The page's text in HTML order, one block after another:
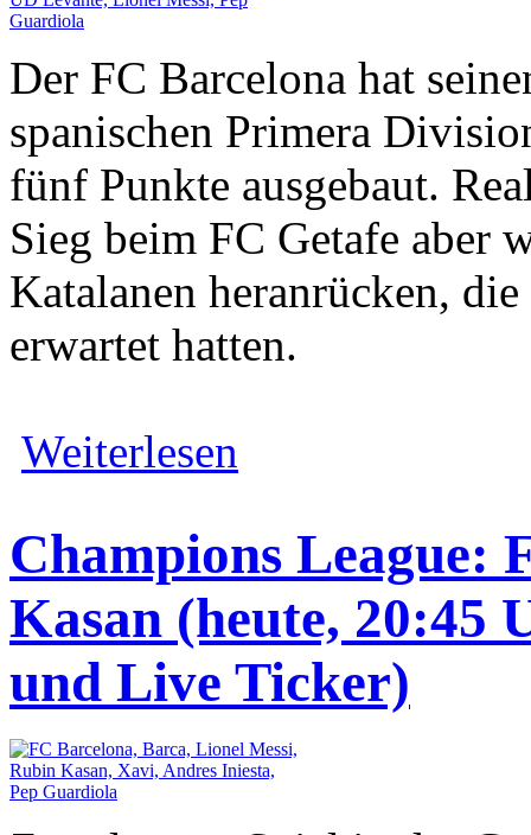
Der FC Barcelona hat
spanischen Primera
fünf Punkte ausgebaut.
Sieg beim FC Getafe aber
Katalanen heranrücken,
erwartet hatten.
Weiterlesen
Champions League:
Kasan (heute, 20:45
und Live Ticker)